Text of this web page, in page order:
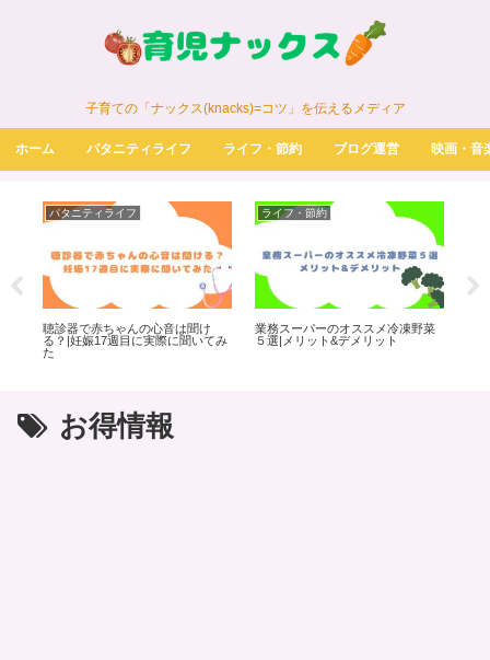
子育ての「ナックス(knacks)=コツ」を伝えるメディア
ホーム パタニティライフ ライフ・節約 ブログ運営 映画・音
パタニティライフ
聴診器で赤ちゃんの心音は聞け
る？|妊娠17週目に実際に聞いてみ
た
ライフ・節約
業務スーパーのオススメ冷凍野菜
５選|メリット&デメリット
お得情報